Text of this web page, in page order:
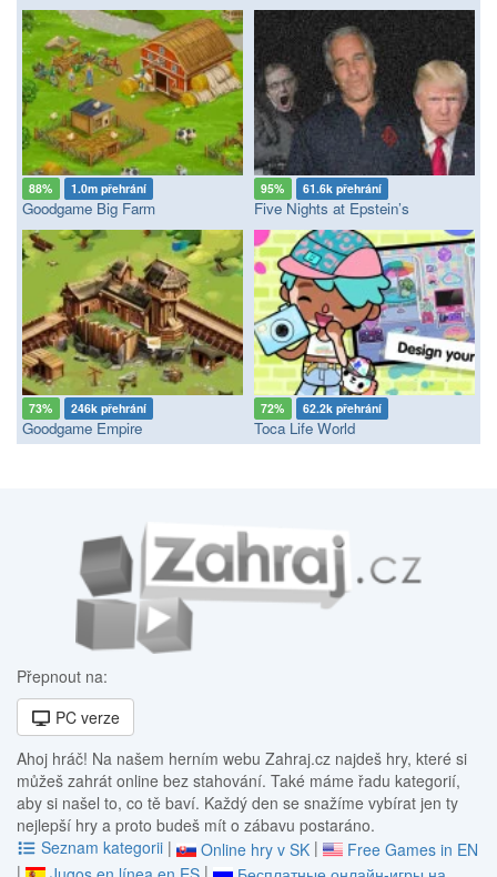
88% 1.0m přehrání
Goodgame Big Farm
95% 61.6k přehrání
Five Nights at Epstein’s
73% 246k přehrání
Goodgame Empire
72% 62.2k přehrání
Toca Life World
Přepnout na:
PC verze
Ahoj hráč! Na našem herním webu Zahraj.cz najdeš hry, které si
můžeš zahrát online bez stahování. Také máme řadu kategorií,
aby si našel to, co tě baví. Každý den se snažíme vybírat jen ty
nejlepší hry a proto budeš mít o zábavu postaráno.
Seznam kategorii | Online hry v SK |
Free Games in EN
|
|